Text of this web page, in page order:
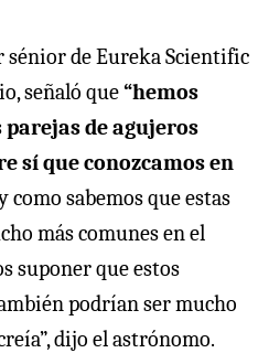
sénior de Eureka Scientific
señaló que“hemos
de agujeros
sí que conozcamos en
como sabemos que estas
más comunes en el
suponer que estos
podrían ser mucho
dijo el astrónomo.